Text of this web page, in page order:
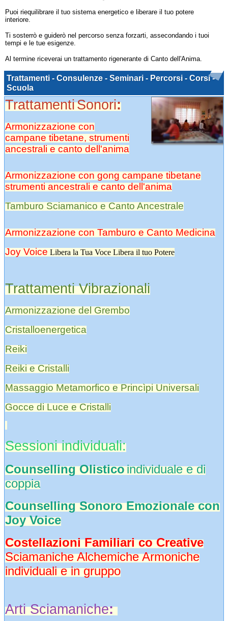
Puoi riequilibrare il tuo sistema energetico e liberare il tuo potere
interiore.
Ti sosterrò e guiderò nel percorso senza forzarti, assecondando i tuoi
tempi e le tue esigenze.
Al termine riceverai un trattamento rigenerante di Canto dell'Anima.
Trattamenti - Consulenze - Seminari - Percorsi - Corsi -
Scuola
TrattamentiSonori:
Armonizzazione con
campane tibetane, strumenti
ancestrali e canto dell'anima
Armonizzazione con gong campane tibetane
strumenti ancestrali e canto dell'anima
Tamburo Sciamanico e Canto Ancestrale
Armonizzazione con Tamburo e Canto Medicina
Joy Voice Libera la Tua Voce Libera il tuo Potere
Trattamenti Vibrazionali
Armonizzazione del Grembo
Cristalloenergetica
Reiki
Reiki e Cristalli
Massaggio Metamorfico e Princìpi Universali
Gocce di Luce e Cristalli
Sessioni individuali:
Counselling Olisticoindividuale e di
coppia
Counselling Sonoro Emozionale con
Joy Voice
Costellazioni Familiari co Creative
Sciamaniche Alchemiche Armoniche
individuali e in gruppo
Arti Sciamaniche: